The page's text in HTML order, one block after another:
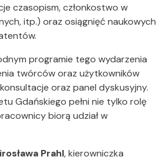
czasopism, członkostwo w
itp.) oraz osiągnięć naukowych
programie tego wydarzenia
twórców oraz użytkowników
oraz panel dyskusyjny.
Gdańskiego pełni nie tylko rolę
biorą udział w
Prahl, kierowniczka